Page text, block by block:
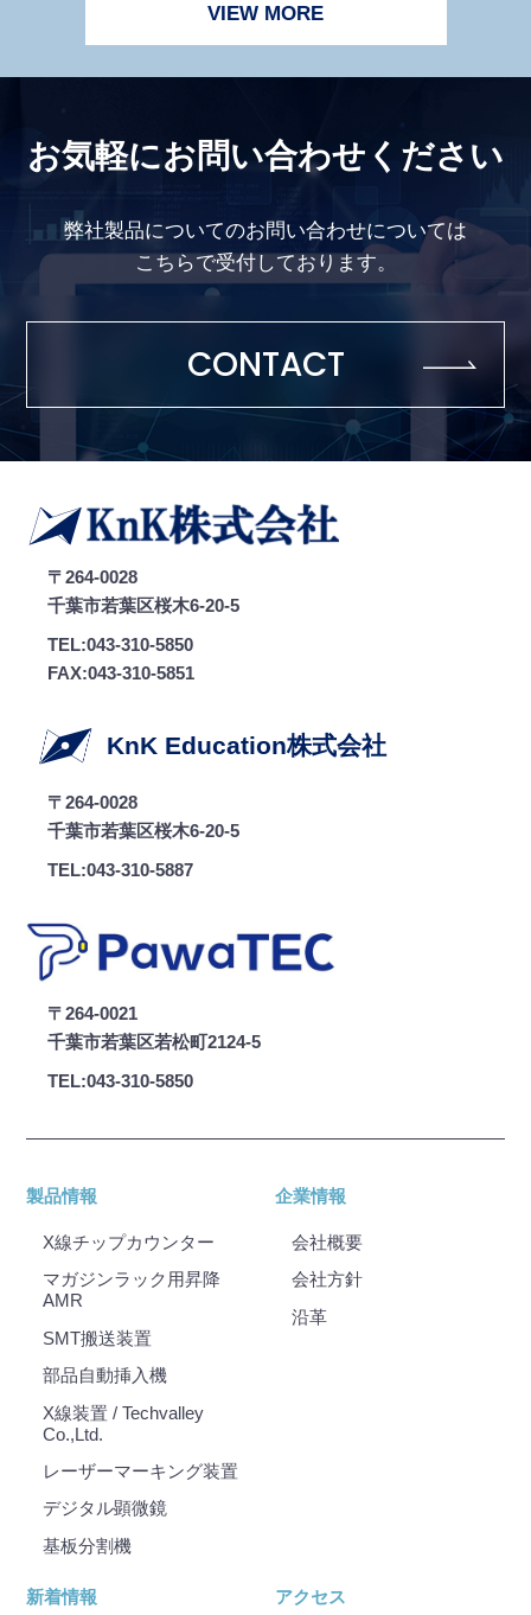
デジタル顕微鏡
VIEW MORE
お気軽にお問い合わせください
弊社製品についてのお問い合わせについては
こちらで受付しております。
CONTACT
〒264-0028
千葉市若葉区桜木6-20-5
TEL:043-310-5850
FAX:043-310-5851
KnK Education株式会社
〒264-0028
千葉市若葉区桜木6-20-5
TEL:043-310-5887
〒264-0021
千葉市若葉区若松町2124-5
TEL:043-310-5850
製品情報
X線チップカウンター
マガジンラック用昇降
AMR
SMT搬送装置
部品自動挿入機
X線装置 / Techvalley
Co.,Ltd.
レーザーマーキング装置
デジタル顕微鏡
基板分割機
企業情報
会社概要
会社⽅針
沿⾰
新着情報 アクセス